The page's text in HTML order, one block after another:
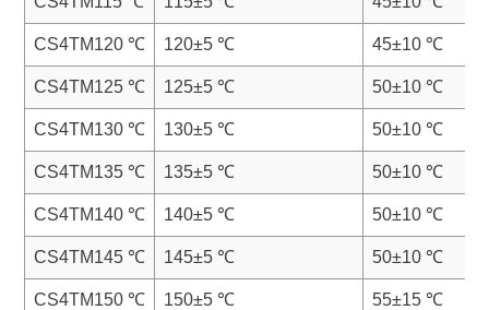
CS4TM120 ℃ 120±5 ℃ 45±10 ℃
CS4TM125 ℃ 125±5 ℃ 50±10 ℃
CS4TM130 ℃ 130±5 ℃ 50±10 ℃
CS4TM135 ℃ 135±5 ℃ 50±10 ℃
CS4TM140 ℃ 140±5 ℃ 50±10 ℃
CS4TM145 ℃ 145±5 ℃ 50±10 ℃
CS4TM150 ℃ 150±5 ℃ 55±15 ℃